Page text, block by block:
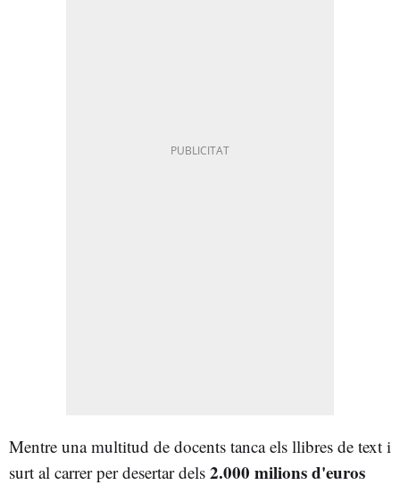
Mentre una multitud de docents tanca els llibres de text i
surt al carrer per desertar dels 2.000 milions d'euros